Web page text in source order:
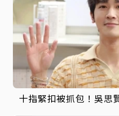
十指緊扣被抓包！吳思